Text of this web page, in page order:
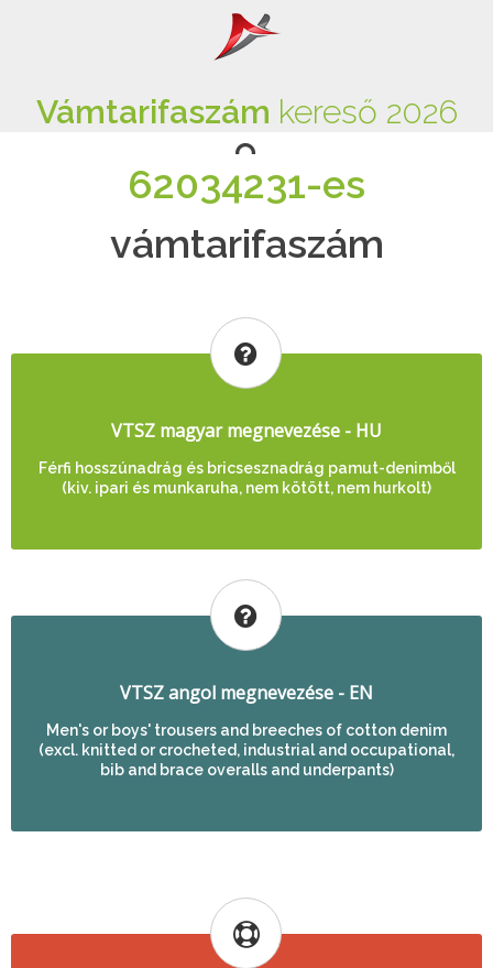
Vámtarifaszám kereső 2026
62034231-es
vámtarifaszám
VTSZ magyar megnevezése - HU
Férfi hosszúnadrág és bricsesznadrág pamut-denimből
(kiv. ipari és munkaruha, nem kötött, nem hurkolt)
VTSZ angol megnevezése - EN
Men's or boys' trousers and breeches of cotton denim
(excl. knitted or crocheted, industrial and occupational,
bib and brace overalls and underpants)